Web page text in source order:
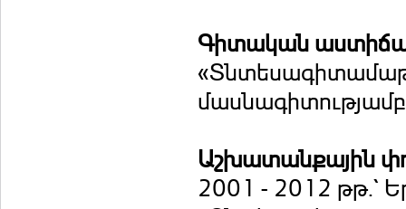
Գիտական
Աշխատանքային
2001 - 2012 թթ.`